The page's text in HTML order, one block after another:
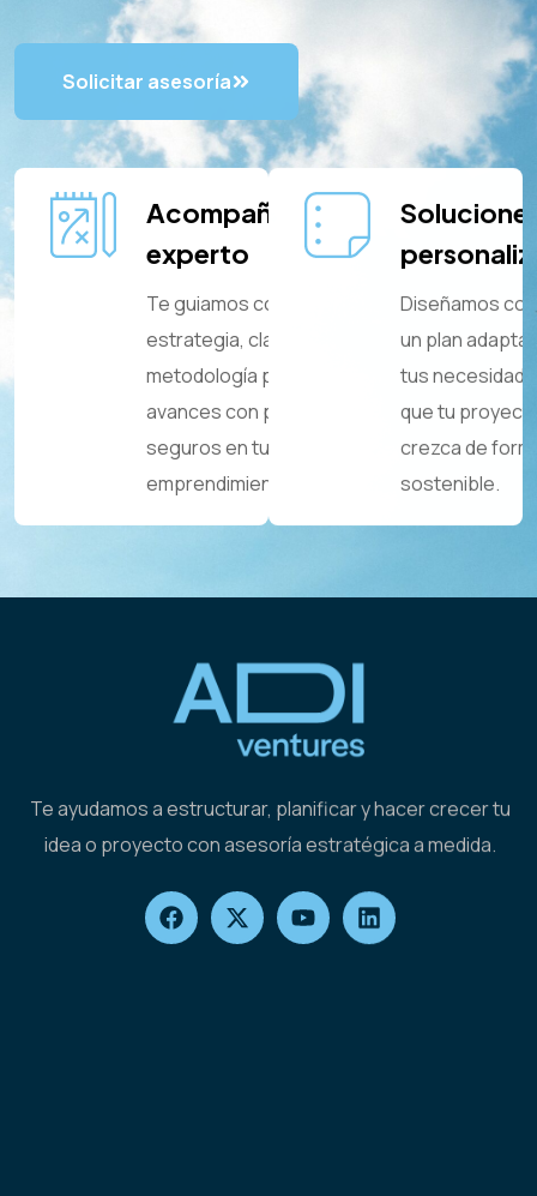
Solicitar asesoría
Acompañamiento
experto
Te guiamos con
estrategia, claridad y
metodología para que
avances con pasos
seguros en tu
emprendimiento.
Diseñamos
un plan
tus
que tu
crezca de
sostenible.
Te ayudamos a estructurar, planificar y hacer crecer tu
idea o proyecto con asesoría estratégica a medida.